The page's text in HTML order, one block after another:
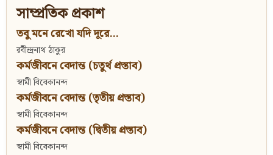
সাম্প্রতিক প্রকাশ
তবু মনে রেখো যদি দূরে...
রবীন্দ্রনাথ ঠাকুর
কর্মজীবনে বেদান্ত (চতুর্থ প্রস্তাব)
স্বামী বিবেকানন্দ
কর্মজীবনে বেদান্ত (তৃতীয় প্রস্তাব)
স্বামী বিবেকানন্দ
কর্মজীবনে বেদান্ত (দ্বিতীয় প্রস্তাব)
স্বামী বিবেকানন্দ